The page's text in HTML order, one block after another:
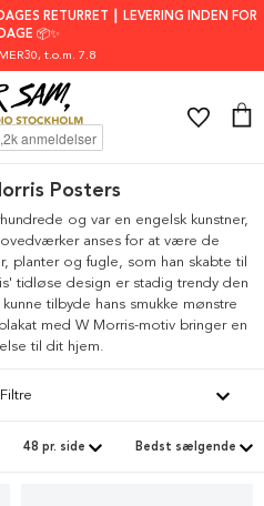
RETURRET ┃ LEVERING INDEN FOR
📦✨
, t.o.m. 7.8
Posters
og var en engelsk kunstner,
anses for at være de
planter og fugle, som han skabte til
tidløse design er stadig trendy den
tilbyde hans smukke mønstre
med W Morris-motiv bringer en
til dit hjem.
Filtre